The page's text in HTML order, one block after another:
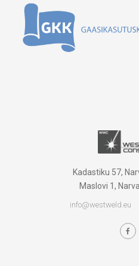
Kadastiku 57,
Maslovi 1,
info@westweld.eu